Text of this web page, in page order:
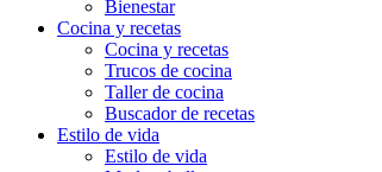
Bienestar
Cocina y recetas
Cocina y recetas
Trucos de cocina
Taller de cocina
Buscador de recetas
Estilo de vida
Estilo de vida